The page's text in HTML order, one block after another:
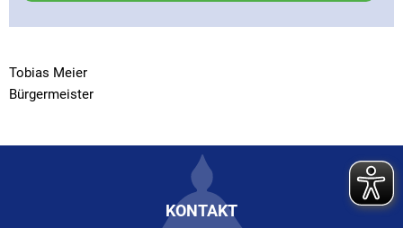
Tobias Meier
Bürgermeister
KONTAKT